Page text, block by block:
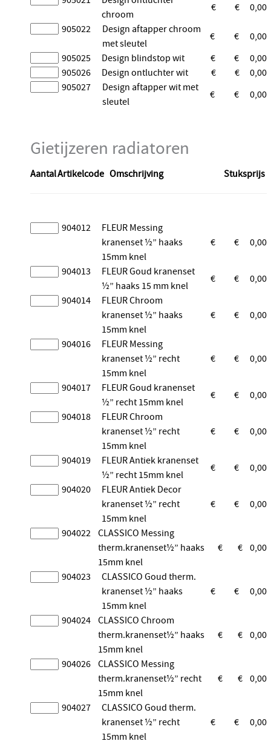
chroom
€ €
0,00
905022
Design aftapper chroom
met sleutel
€ €
0,00
905025
Design blindstop wit € €
0,00
905026
Design ontluchter wit € €
0,00
905027
Design aftapper wit met
sleutel
€ € 0,00
Gietijzeren radiatoren
AantalArtikelcode Omschrijving Stuksprijs
904012
FLEUR Messing
kranenset ½” haaks
15mm knel
€ € 0,00
904013
FLEUR Goud kranenset
½” haaks 15 mm knel
€ €
0,00
904014
FLEUR Chroom
kranenset ½” haaks
15mm knel
€ € 0,00
904016
FLEUR Messing
kranenset ½” recht
15mm knel
€ € 0,00
904017
FLEUR Goud kranenset
½” recht 15mm knel
€ €
0,00
904018
FLEUR Chroom
kranenset ½” recht
15mm knel
€ € 0,00
904019
FLEUR Antiek kranenset
½” recht 15mm knel
€ €
0,00
904020
FLEUR Antiek Decor
kranenset ½” recht
15mm knel
€ € 0,00
904022
CLASSICO Messing
therm.kranenset½” haaks
15mm knel
€ € 0,00
904023
CLASSICO Goud therm.
kranenset ½” haaks
15mm knel
€ € 0,00
904024
CLASSICO Chroom
therm.kranenset½” haaks
15mm knel
€ € 0,00
904026
CLASSICO Messing
therm.kranenset½” recht
15mm knel
€ € 0,00
904027
CLASSICO Goud therm.
kranenset ½” recht
15mm knel
€ € 0,00